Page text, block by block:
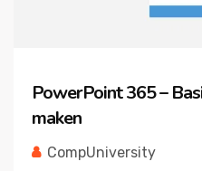
PowerPoint 365 –
maken
CompUniversity